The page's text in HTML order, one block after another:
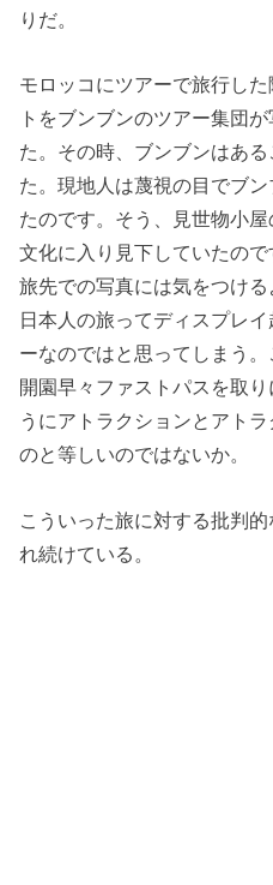
りだ。
モロッコにツアーで旅行し
トをブンブンのツアー集団
た。その時、ブンブンはあ
た。現地人は蔑視の目でブ
たのです。そう、見世物小
文化に入り見下していたので
旅先での写真には気をつける
日本人の旅ってディスプレ
ーなのではと思ってしまう
開園早々ファストパスを取
うにアトラクションとアト
のと等しいのではないか。
こういった旅に対する批判
れ続けている。